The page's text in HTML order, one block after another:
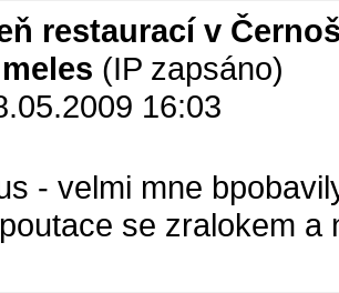
restaurací v
(IP zapsáno)
16:03
- velmi mne
se zralokem a